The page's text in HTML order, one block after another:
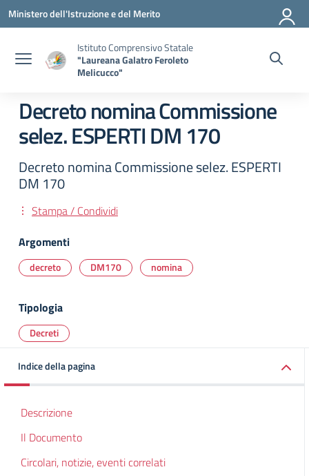
Vai ai contenuti
Vai al menu di navigazione
Vai al footer
Ministero dell'Istruzione e del Merito
Istituto Comprensivo Statale
"Laureana Galatro Feroleto
Melicucco"
Decreto nomina Commissione
selez. ESPERTI DM 170
Decreto nomina Commissione selez. ESPERTI
DM 170
Stampa / Condividi
Argomenti
decreto DM170 nomina
Tipologia
Decreti
Indice della pagina
Descrizione
Il Documento
Circolari, notizie, eventi correlati